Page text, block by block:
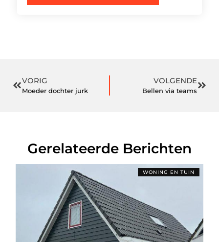
VORIG
Moeder dochter jurk
VOLGENDE
Bellen via teams
Gerelateerde Berichten
WONING EN TUIN